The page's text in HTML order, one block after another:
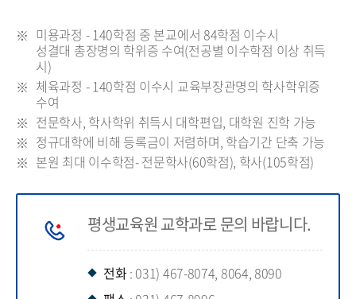
미용과정 - 140학점 중 본교에서 84학점 이수시
성결대 총장명의 학위증 수여(전공별 이수학점 이상 취득
시)
체육과정 - 140학점 이수시 교육부장관명의 학사학위증
수여
전문학사, 학사학위 취득시 대학편입, 대학원 진학 가능
정규대학에 비해 등록금이 저렴하며, 학습기간 단축 가능
본원 최대 이수학점- 전문학사(60학점), 학사(105학점)
평생교육원 교학과로 문의 바랍니다.
전화: 031) 467-8074, 8064, 8090